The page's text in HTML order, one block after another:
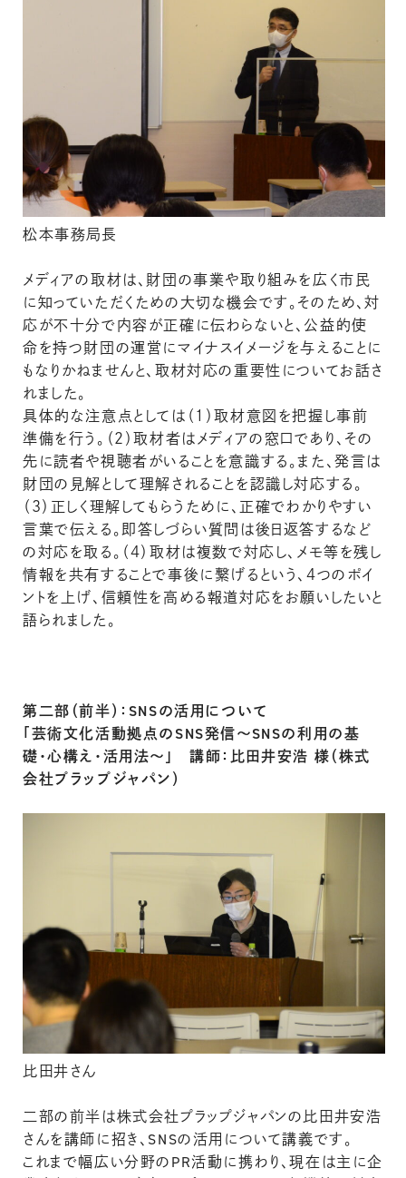
松本事務局長
メディアの取材は、財団の事業や取り組みを広く市民
に知っていただくための大切な機会です。そのため、対
応が不十分で内容が正確に伝わらないと、公益的使
命を持つ財団の運営にマイナスイメージを与えることに
もなりかねませんと、取材対応の重要性についてお話さ
れました。
具体的な注意点としては（１）取材意図を把握し事前
準備を行う。（２）取材者はメディアの窓口であり、その
先に読者や視聴者がいることを意識する。また、発言は
財団の見解として理解されることを認識し対応する。
（３）正しく理解してもらうために、正確でわかりやすい
言葉で伝える。即答しづらい質問は後日返答するなど
の対応を取る。（４）取材は複数で対応し、メモ等を残し
情報を共有することで事後に繋げるという、４つのポイ
ントを上げ、信頼性を高める報道対応をお願いしたいと
語られました。
第二部（前半）：SNSの活用について
「芸術文化活動拠点のSNS発信～SNSの利用の基
礎・心構え・活用法～」 講師：比田井安浩 様（株式
会社プラップジャパン）
比田井さん
二部の前半は株式会社プラップジャパンの比田井安浩
さんを講師に招き、SNSの活用について講義です。
これまで幅広い分野のPR活動に携わり、現在は主に企